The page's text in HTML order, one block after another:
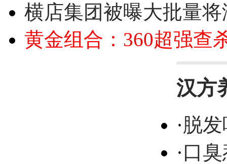
横店集团被曝大批量
黄金组合：360超强查
汉方
·脱
·口